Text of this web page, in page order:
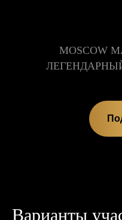
MOSCOW
Варианты